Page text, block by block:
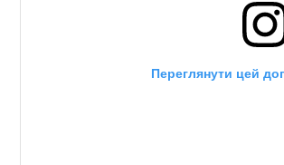
Переглянути цей